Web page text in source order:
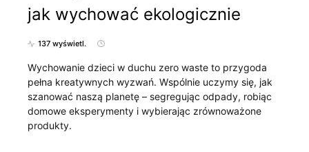
jak wychować ekologicznie
137 wyświetl.
Wychowanie dzieci w duchu zero waste to przygoda
pełna kreatywnych wyzwań. Wspólnie uczymy się, jak
szanować naszą planetę – segregując odpady, robiąc
domowe eksperymenty i wybierając zrównoważone
produkty.